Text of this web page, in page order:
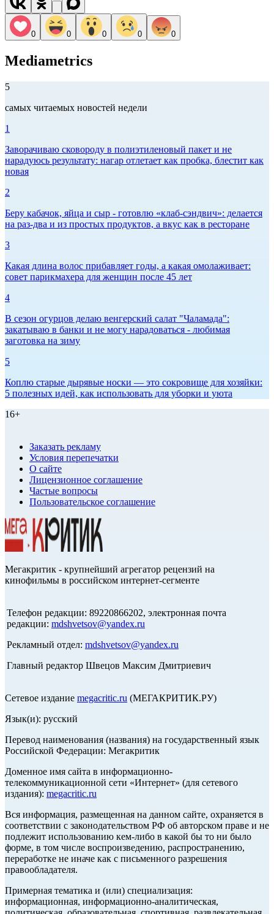
0 0 0 0 0
Mediametrics
5
самых читаемых новостей недели
1
Заворачиваю сковороду в полиэтиленовый пакет и не
нарадуюсь результату: нагар отлетает как пробка, блестит как
новая
2
Беру кабачок, яйца и сыр - готовлю «клаб-сэндвич»: делается
на раз-два и из простых продуктов, а вкус как в ресторане
3
Какая длина волос прибавляет годы, а какая омолаживает:
совет парикмахера для женщин после 45 лет
4
В сезон огурцов делаю венгерский салат "Чаламада":
закатываю в банки и не могу нарадоваться - любимая
заготовка на зиму
5
Коплю старые дырявые носки — это сокровище для хозяйки:
5 полезных идей, как использовать для уборки и уюта
16+
Заказать рекламу
Условия перепечатки
О сайте
Лицензионное соглашение
Частые вопросы
Пользовательское соглашение
Мегакритик - крупнейший агрегатор рецензий на
кинофильмы в российском интернет-сегменте
Телефон редакции: 89220866202, электронная почта
редакции: mdshvetsov@yandex.ru
Рекламный отдел: mdshvetsov@yandex.ru
Главный редактор Швецов Максим Дмитриевич
Сетевое издание megacritic.ru (МЕГАКРИТИК.РУ)
Язык(и): русский
Перевод наименования (названия) на государственный язык
Российской Федерации: Мегакритик
Доменное имя сайта в информационно-
телекоммуникационной сети «Интернет» (для сетевого
издания): megacritic.ru
Вся информация, размещенная на данном сайте, охраняется в
соответствии с законодательством РФ об авторском праве и не
подлежит использованию кем-либо в какой бы то ни было
форме, в том числе воспроизведению, распространению,
переработке не иначе как с письменного разрешения
правообладателя.
Примерная тематика и (или) специализация:
информационная, информационно-аналитическая,